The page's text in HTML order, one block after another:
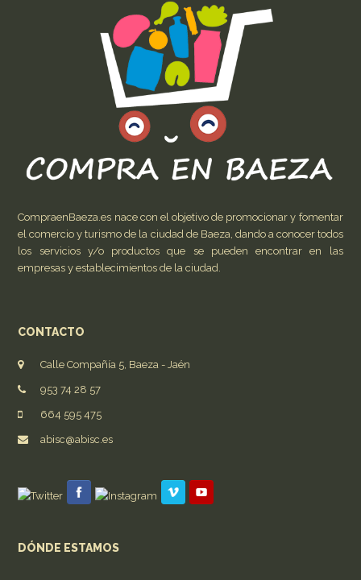
CompraenBaeza.es nace con el objetivo de promocionar y fomentar
el comercio y turismo de la ciudad de Baeza, dando a conocer todos
los servicios y/o productos que se pueden encontrar en las
empresas y establecimientos de la ciudad.
CONTACTO
Calle Compañía 5, Baeza - Jaén
953 74 28 57
664 595 475
abisc@abisc.es
DÓNDE ESTAMOS